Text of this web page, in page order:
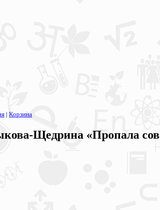
| Корзина
Щедрина «Пропала